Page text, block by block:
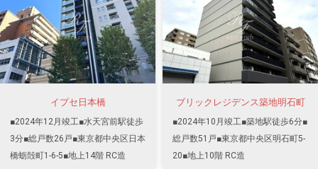
イプセ日本橋
■2024年12月竣工■水天宮前駅徒歩
3分■総戸数26戸■東京都中央区日本
橋蛎殻町1-6-5■地上14階 RC造
ブリックレジデンス築地明石町
■2024年10月竣工■築地駅徒歩6分■
総戸数51戸■東京都中央区明石町5-
20■地上10階 RC造